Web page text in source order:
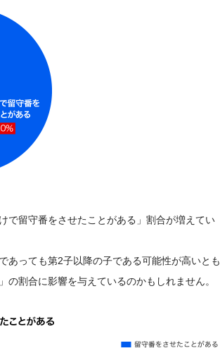
で留守番をさせたことがある」割合が増えてい
あっても第2子以降の子である可能性が高いとも
割合に影響を与えているのかもしれません。